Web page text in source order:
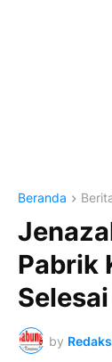
Beranda
Pabrik
by